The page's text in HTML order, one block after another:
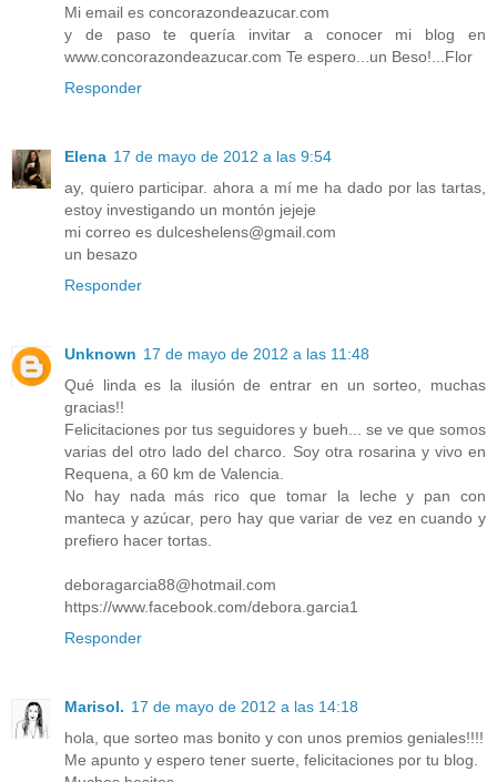
Mi email es concorazondeazucar.com
y de paso te quería invitar a conocer mi blog en
www.concorazondeazucar.com Te espero...un Beso!...Flor
Responder
Elena 17 de mayo de 2012 a las 9:54
ay, quiero participar. ahora a mí me ha dado por las tartas,
estoy investigando un montón jejeje
mi correo es dulceshelens@gmail.com
un besazo
Responder
Unknown 17 de mayo de 2012 a las 11:48
Qué linda es la ilusión de entrar en un sorteo, muchas
gracias!!
Felicitaciones por tus seguidores y bueh... se ve que somos
varias del otro lado del charco. Soy otra rosarina y vivo en
Requena, a 60 km de Valencia.
No hay nada más rico que tomar la leche y pan con
manteca y azúcar, pero hay que variar de vez en cuando y
prefiero hacer tortas.
deboragarcia88@hotmail.com
https://www.facebook.com/debora.garcia1
Responder
Marisol. 17 de mayo de 2012 a las 14:18
hola, que sorteo mas bonito y con unos premios geniales!!!!
Me apunto y espero tener suerte, felicitaciones por tu blog.